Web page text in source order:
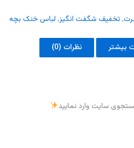
, تخفیف شگفت انگیز, لباس خنک بچه
بیشتر
نظرات (0)
سایت وارد نمایید